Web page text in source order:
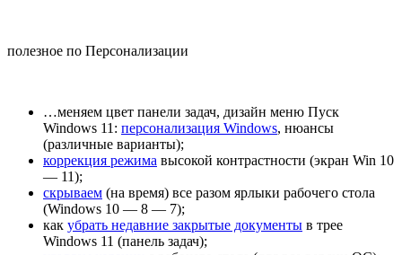
полезное по Персонализации
…меняем цвет панели задач, дизайн меню Пуск
Windows 11: персонализация Windows, нюансы
(различные варианты);
коррекция режима высокой контрастности (экран Win 10
— 11);
скрываем (на время) все разом ярлыки рабочего стола
(Windows 10 — 8 — 7);
как убрать недавние закрытые документы в трее
Windows 11 (панель задач);